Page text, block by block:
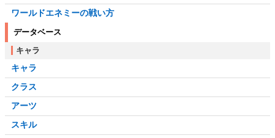
ワールドエネミーの戦い方
データベース
キャラ
キャラ
クラス
アーツ
スキル